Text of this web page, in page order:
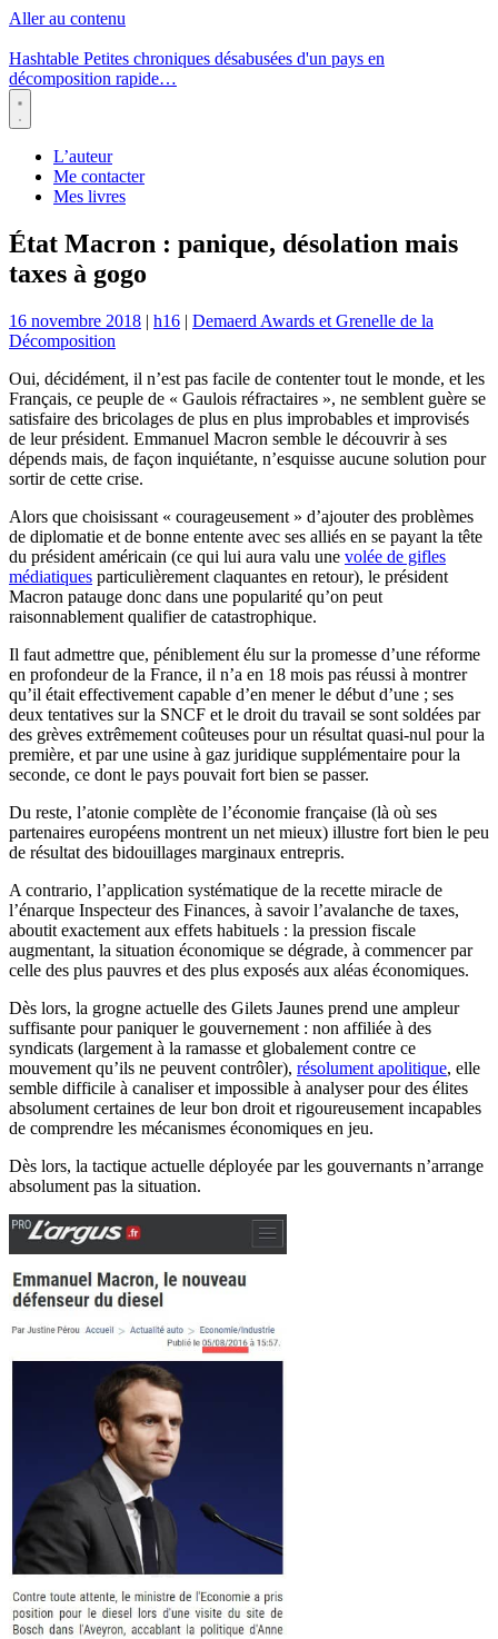
Aller au contenu
Hashtable Petites chroniques désabusées d'un pays en
décomposition rapide…
Menu
L’auteur
Me contacter
Mes livres
État Macron : panique, désolation mais
taxes à gogo
16 novembre 2018 | h16 | Demaerd Awards et Grenelle de la
Décomposition
Oui, décidément, il n’est pas facile de contenter tout le monde, et les
Français, ce peuple de « Gaulois réfractaires », ne semblent guère se
satisfaire des bricolages de plus en plus improbables et improvisés
de leur président. Emmanuel Macron semble le découvrir à ses
dépends mais, de façon inquiétante, n’esquisse aucune solution pour
sortir de cette crise.
Alors que choisissant « courageusement » d’ajouter des problèmes
de diplomatie et de bonne entente avec ses alliés en se payant la tête
du président américain (ce qui lui aura valu une volée de gifles
médiatiques particulièrement claquantes en retour), le président
Macron patauge donc dans une popularité qu’on peut
raisonnablement qualifier de catastrophique.
Il faut admettre que, péniblement élu sur la promesse d’une réforme
en profondeur de la France, il n’a en 18 mois pas réussi à montrer
qu’il était effectivement capable d’en mener le début d’une ; ses
deux tentatives sur la SNCF et le droit du travail se sont soldées par
des grèves extrêmement coûteuses pour un résultat quasi-nul pour la
première, et par une usine à gaz juridique supplémentaire pour la
seconde, ce dont le pays pouvait fort bien se passer.
Du reste, l’atonie complète de l’économie française (là où ses
partenaires européens montrent un net mieux) illustre fort bien le peu
de résultat des bidouillages marginaux entrepris.
A contrario, l’application systématique de la recette miracle de
l’énarque Inspecteur des Finances, à savoir l’avalanche de taxes,
aboutit exactement aux effets habituels : la pression fiscale
augmentant, la situation économique se dégrade, à commencer par
celle des plus pauvres et des plus exposés aux aléas économiques.
Dès lors, la grogne actuelle des Gilets Jaunes prend une ampleur
suffisante pour paniquer le gouvernement : non affiliée à des
syndicats (largement à la ramasse et globalement contre ce
mouvement qu’ils ne peuvent contrôler), résolument apolitique, elle
semble difficile à canaliser et impossible à analyser pour des élites
absolument certaines de leur bon droit et rigoureusement incapables
de comprendre les mécanismes économiques en jeu.
Dès lors, la tactique actuelle déployée par les gouvernants n’arrange
absolument pas la situation.